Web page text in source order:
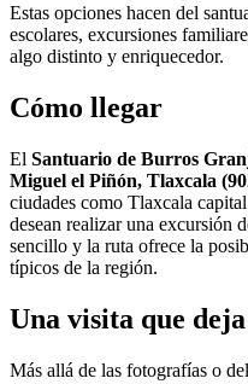
Estas opciones hacen del
escolares, excursiones
algo distinto y enriquecedor.
Cómo llegar
El Santuario de Burros
Miguel el Piñón, Tlaxcala
ciudades como Tlaxcala
desean realizar una excursión
sencillo y la ruta ofrece la
típicos de la región.
Una visita que
Más allá de las fotografías o